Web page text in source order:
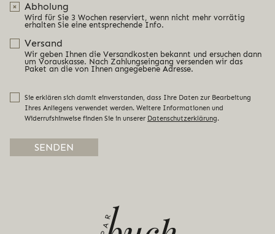
Abholung
Wird für Sie 3 Wochen reserviert, wenn nicht mehr vorrätig
erhalten Sie eine entsprechende Info.
Versand
Wir geben Ihnen die Versandkosten bekannt und ersuchen dann
um Vorauskasse. Nach Zahlungseingang versenden wir das
Paket an die von Ihnen angegebene Adresse.
Sie erklären sich damit einverstanden, dass Ihre Daten zur Bearbeitung
Ihres Anliegens verwendet werden. Weitere Informationen und
Widerrufshinweise finden Sie in unserer Datenschutzerklärung.